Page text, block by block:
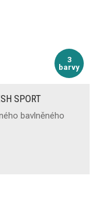
3
barvy
SPORT
bavlněného